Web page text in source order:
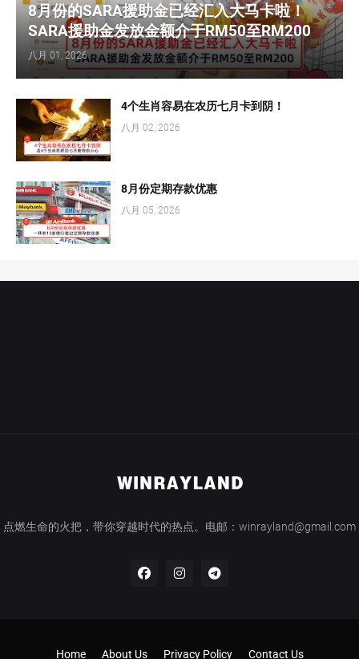
8月份的SARA援助金已经汇入大马卡啦！
SARA援助金发放金额介于RM50至RM200
八月 01, 2026
4个生肖容易在农历七月卡到阴！
八月 02, 2026
8月份定期存款优惠
八月 05, 2026
点燃生命的火把，带你穿越时代的热点。电邮：winrayland@gmail.com
Home About Us Privacy Policy Contact Us